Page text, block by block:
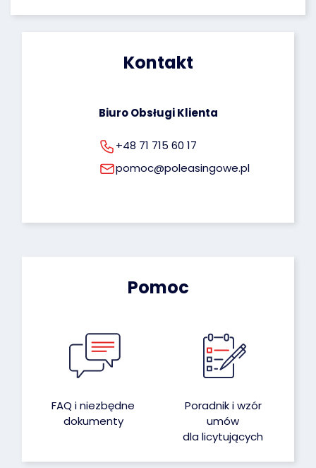
rodo@poleasingowe.pl
Kontakt
Biuro Obsługi Klienta
+48 71 715 60 17
pomoc@poleasingowe.pl
Pomoc
FAQ i niezbędne
dokumenty
Poradnik i wzór
umów
dla licytujących